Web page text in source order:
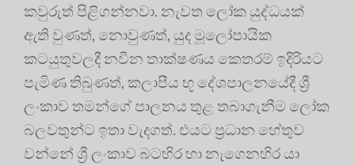
කවුරුත් පිළිගන්නවා. නැවත ලෝක යුද්ධයක්
ඇති වුණත්, නොවුණත්, යුද මූලෝපායික
කටයුතුවලදී නවීන තාක්ෂණය කෙතරම් ඉදිරියට
පැමිණ තිබුණත්, කලාපීය භූ දේශපාලනයේදී ශ්‍රී
ලංකාව තමන්ගේ පාලනය තුළ තබාගැනීම ලෝක
බලවතුන්ට ඉතා වැදගත්. එයට ප්‍රධාන හේතුව
වන්නේ ශ්‍රී ලංකාව බටහිර හා නැගෙනහිර යා